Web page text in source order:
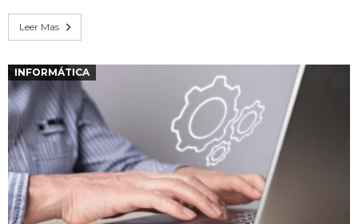
Leer Mas
INFORMÁTICA